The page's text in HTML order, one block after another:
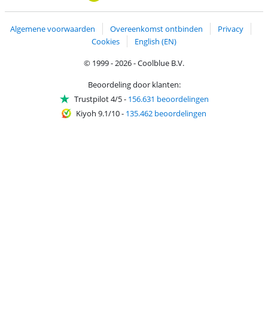
Algemene voorwaarden Overeenkomst ontbinden
Privacy
Cookies
English (EN)
© 1999 - 2026 - Coolblue B.V.
Beoordeling door klanten:
Trustpilot 4/5- 156.631 beoordelingen
Kiyoh 9.1/10- 135.462 beoordelingen